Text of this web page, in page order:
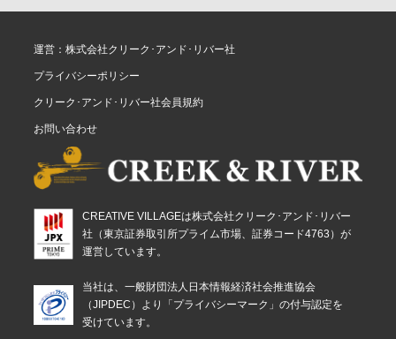
運営：株式会社クリーク･アンド･リバー社
プライバシーポリシー
クリーク･アンド･リバー社会員規約
お問い合わせ
CREATIVE VILLAGEは株式会社クリーク･アンド･リバー
社（東京証券取引所プライム市場、証券コード4763）が
運営しています。
当社は、一般財団法人日本情報経済社会推進協会
（JIPDEC）より「プライバシーマーク」の付与認定を
受けています。